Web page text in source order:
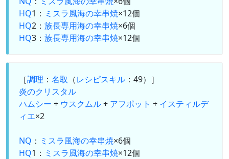
HQ1： ミスラ風海の幸串焼×12個
HQ2： 族長専用海の幸串焼×6個
HQ3： 族長専用海の幸串焼×12個
［調理 ： 名取 （レシピスキル ：49）］
炎のクリスタル
ハムシー + ウスクムル+ アフポット + イスティルデ
ィエ×2
NQ ： ミスラ風海の幸串焼×6個
HQ1： ミスラ風海の幸串焼×12個